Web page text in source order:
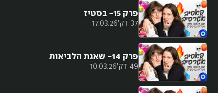
37 דק' 17.03.26
פרק 15- בסטיז
49 דק' 10.03.26
פרק 14- שאגת הלביאות